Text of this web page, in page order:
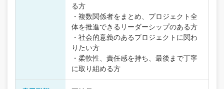
る方
・複数関係者をまとめ、プロジェクト全
体を推進できるリーダーシップのある方
・社会的意義のあるプロジェクトに関わ
りたい方
・柔軟性、責任感を持ち、最後まで丁寧
に取り組める方